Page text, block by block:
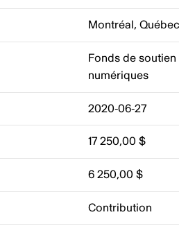
Montréal,
Fonds de
numériques
2020-06-27
17 250,00 $
6 250,00 $
Contribution